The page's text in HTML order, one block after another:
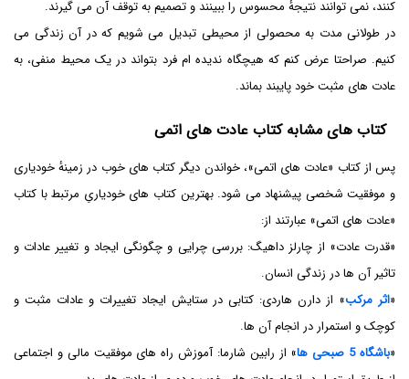
کنند، نمی توانند نتیجۀ محسوس را ببینند و تصمیم به توقف آن می گیرند.
در طولانی مدت به محصولی از محیطی تبدیل می شویم که در آن زندگی می
کنیم. صراحتا عرض کنم که هیچگاه ندیده ام فرد بتواند در یک محیط منفی، به
عادت های مثبت خود پایبند بماند.
کتاب های مشابه کتاب عادت های اتمی
پس از کتاب «عادت های اتمی»، خواندن دیگر کتاب های خوب در زمینۀ خودیاری
و موفقیت شخصی پیشنهاد می شود. بهترین کتاب های خودیاریِ مرتبط با کتاب
«عادت های اتمی» عبارتند از:
«قدرت عادت» از چارلز داهیگ: بررسی چرایی و چگونگی ایجاد و تغییر عادات و
تاثیر آن ها در زندگی انسان.
«اثر مرکب» از دارن هاردی: کتابی در ستایش ایجاد تغییرات و عادات مثبت و
کوچک و استمرار در انجام آن ها.
«باشگاه 5 صبحی ها
» از رابین شارما: آموزش راه های موفقیت مالی و اجتماعی